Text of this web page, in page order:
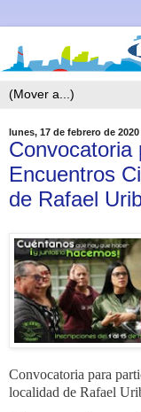
lunes, 17 de febrero de 2020
Convocatoria
Encuentros
de Rafael
Convocatoria para
localidad de Rafael